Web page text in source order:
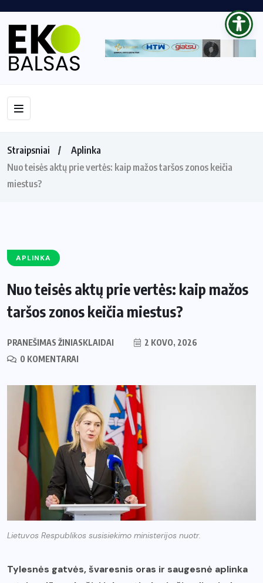
Straipsniai
Aplinka
Nuo teisės aktų prie vertės: kaip mažos taršos zonos keičia
miestus?
APLINKA
Nuo teisės aktų prie vertės: kaip mažos
taršos zonos keičia miestus?
PRANEŠIMAS ŽINIASKLAIDAI
2 KOVO, 2026
0 KOMENTARAI
Lietuvos Respublikos susisiekimo ministerijos nuotr.
Tylesnės gatvės, švaresnis oras ir saugesnė aplinka